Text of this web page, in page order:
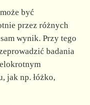
być
przez różnych
wynik. Przy tego
badania
jak np. łóżko,